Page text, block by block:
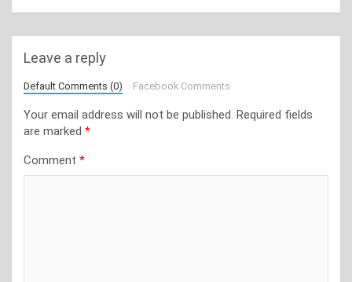
Leave a reply
Default Comments (0) Facebook Comments
Your email address will not be published. Required fields
are marked *
Comment *